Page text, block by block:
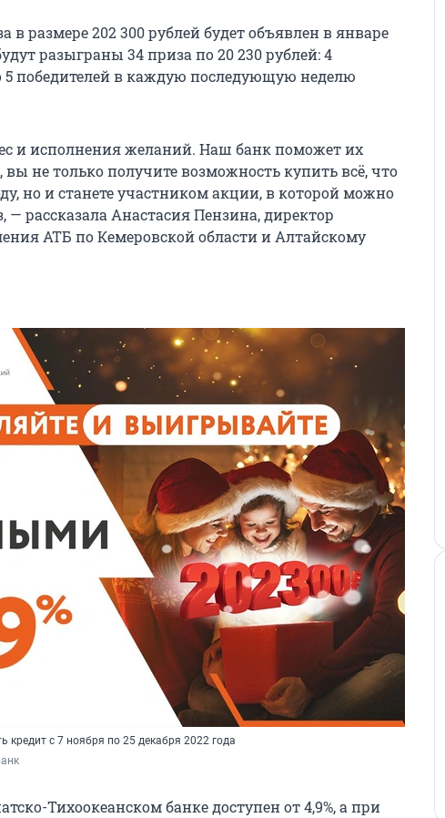
в размере 202 300 рублей будет объявлен в январе
разыграны 34 приза по 20 230 рублей: 4
5 победителей в каждую последующую неделю
и исполнения желаний. Наш банк поможет их
вы не только получите возможность купить всё, что
но и станете участником акции, в которой можно
рассказала Анастасия Пензина, директор
АТБ по Кемеровской области и Алтайскому
с 7 ноября по 25 декабря 2022 года
Тихоокеанском банке доступен от 4,9%, а при